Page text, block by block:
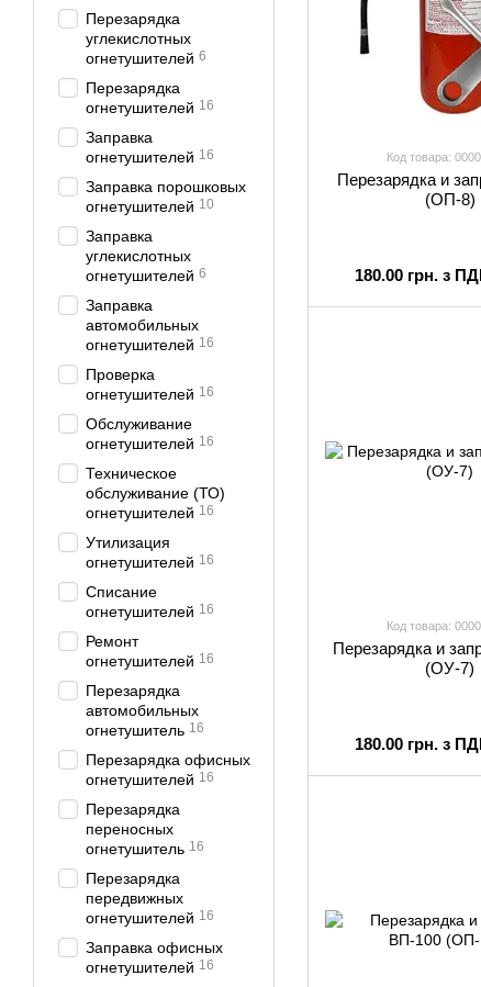
Код товара:
Перезарядка и
(ОП-8)
180.00 грн. з
Код товара:
Перезарядка и
(ОУ-7)
180.00 грн. з
Перезарядка
углекислотных
огнетушителей 6
Перезарядка
огнетушителей 16
Заправка
огнетушителей 16
Заправка порошковых
огнетушителей 10
Заправка
углекислотных
огнетушителей 6
Заправка
автомобильных
огнетушителей 16
Проверка
огнетушителей 16
Обслуживание
огнетушителей 16
Техническое
обслуживание (ТО)
огнетушителей 16
Утилизация
огнетушителей 16
Списание
огнетушителей 16
Ремонт
огнетушителей 16
Перезарядка
автомобильных
огнетушитель 16
Перезарядка офисных
огнетушителей 16
Перезарядка
переносных
огнетушитель 16
Перезарядка
передвижных
огнетушителей 16
Заправка офисных
огнетушителей 16